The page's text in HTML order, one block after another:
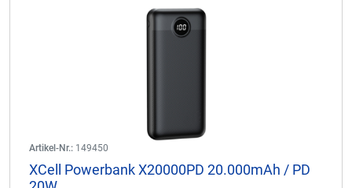
Artikel-Nr.: 149450
XCell Powerbank X20000PD 20.000mAh / PD